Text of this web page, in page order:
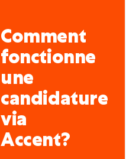
Comment
fonctionne
une
candidature
via
Accent?